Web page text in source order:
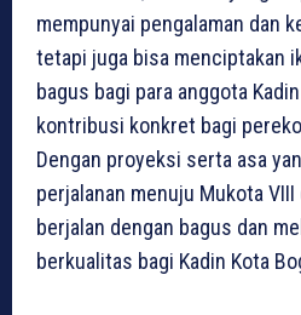
mempunyai pengalaman dan
tetapi juga bisa menciptakan
bagus bagi para anggota
kontribusi konkret bagi
Dengan proyeksi serta asa
perjalanan menuju Mukota
berjalan dengan bagus dan
berkualitas bagi Kadin Kota